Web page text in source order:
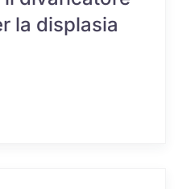
la displasia